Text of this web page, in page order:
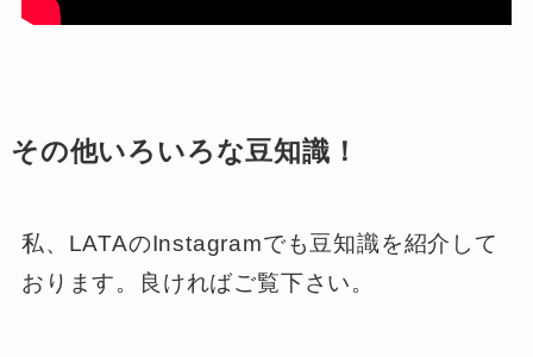
その他いろいろな豆知識！
私、LATAのInstagramでも豆知識を紹介して
おります。良ければご覧下さい。